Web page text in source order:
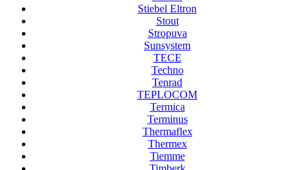
Stiebel Eltron
Stout
Stropuva
Sunsystem
TECE
Techno
Tenrad
TEPLOCOM
Termica
Terminus
Thermaflex
Thermex
Tiemme